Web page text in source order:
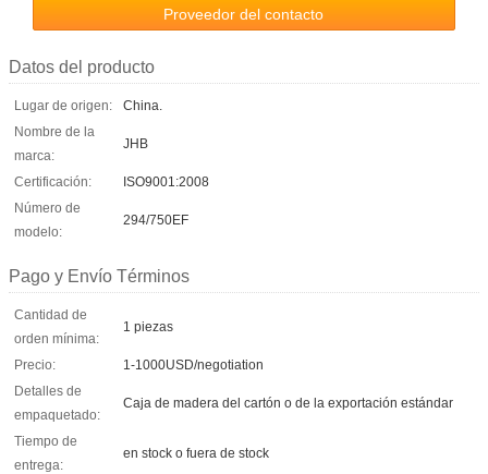
Proveedor del contacto
Datos del producto
Lugar de origen:
China.
Nombre de la
marca:
JHB
Certificación:
ISO9001:2008
Número de
modelo:
294/750EF
Pago y Envío Términos
Cantidad de
orden mínima:
1 piezas
Precio:
1-1000USD/negotiation
Detalles de
empaquetado:
Caja de madera del cartón o de la exportación estándar
Tiempo de
entrega:
en stock o fuera de stock